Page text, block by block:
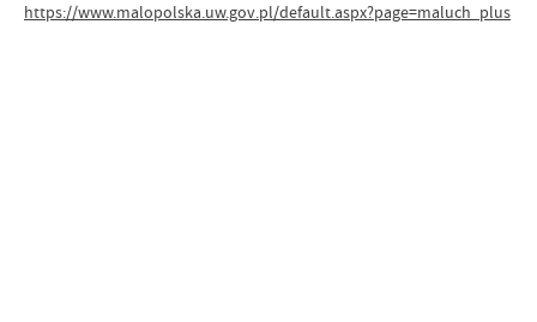
https://www.malopolska.uw.gov.pl/default.aspx?page=maluch_plus